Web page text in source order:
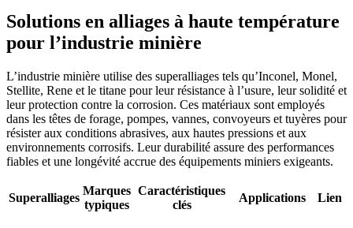
Solutions en alliages à haute température
pour l’industrie minière
L’industrie minière utilise des superalliages tels qu’Inconel, Monel,
Stellite, Rene et le titane pour leur résistance à l’usure, leur solidité et
leur protection contre la corrosion. Ces matériaux sont employés
dans les têtes de forage, pompes, vannes, convoyeurs et tuyères pour
résister aux conditions abrasives, aux hautes pressions et aux
environnements corrosifs. Leur durabilité assure des performances
fiables et une longévité accrue des équipements miniers exigeants.
Superalliages
Marques
typiques
Caractéristiques
clés
Applications Lien